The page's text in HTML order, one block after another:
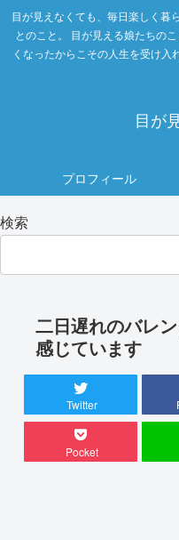
目が見えなくても、毎日楽しく暮
とのこと。 目が見える娘たちの
くなったからこその人生を受け
目が
プロフィール
検索
二日遅れのバレ
感じています
Twitter
Pocket